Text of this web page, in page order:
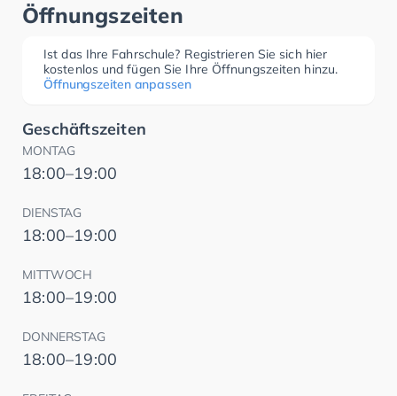
Öffnungszeiten
Ist das Ihre Fahrschule? Registrieren Sie sich hier
kostenlos und fügen Sie Ihre Öffnungszeiten hinzu.
Öffnungszeiten anpassen
Geschäftszeiten
MONTAG
18:00–19:00
DIENSTAG
18:00–19:00
MITTWOCH
18:00–19:00
DONNERSTAG
18:00–19:00